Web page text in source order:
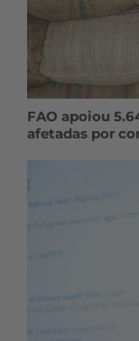
FAO apoiou
afetadas por